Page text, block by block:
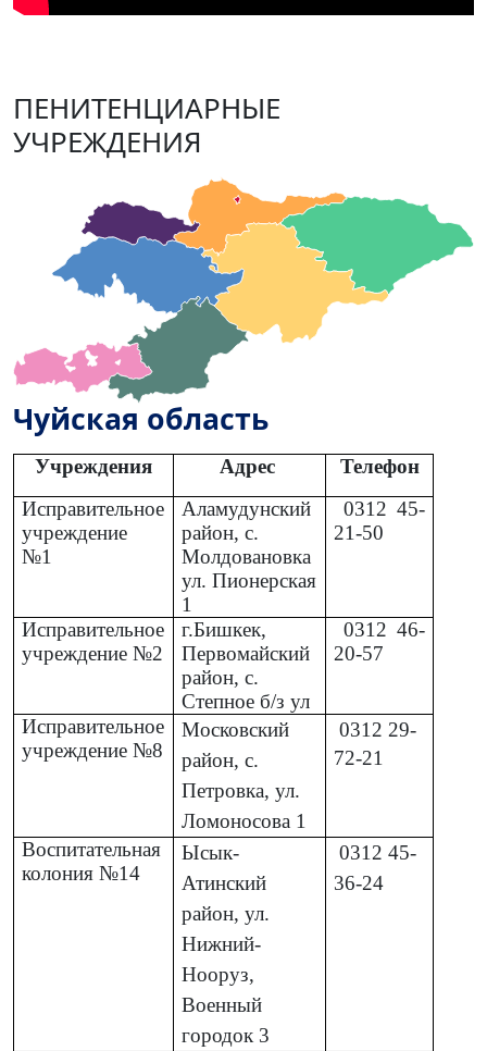
ПЕНИТЕНЦИАРНЫЕ
УЧРЕЖДЕНИЯ
Чуйская область
Учреждения Адрес
Телефон
Исправительное
учреждение
№1
Аламудунский
район, с.
Молдовановка
ул. Пионерская
1
0312 45-
21-50
Исправительное
учреждение №2
г.Бишкек,
Первомайский
район, с.
Степное б/з ул
0312 46-
20-57
Исправительное
учреждение №8
Московский
район, с.
Петровка, ул.
Ломоносова 1
031229-
72-21
Воспитательная
колония №14
Ысык-
Атинский
район, ул.
Нижний-
Нооруз,
Военный
городок 3
031245-
36-24